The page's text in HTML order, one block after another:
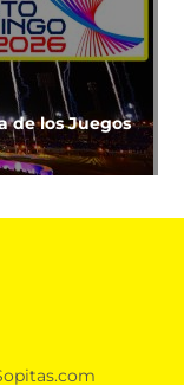
de los Juegos